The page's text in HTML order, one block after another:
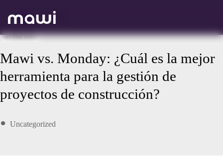
Volver atrás
21 Mar 2025
Mawi vs. Monday: ¿Cuál es la mejor
herramienta para la gestión de
proyectos de construcción?
Uncategorized